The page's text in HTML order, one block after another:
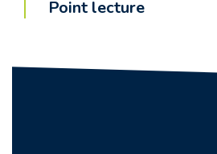
Point lecture